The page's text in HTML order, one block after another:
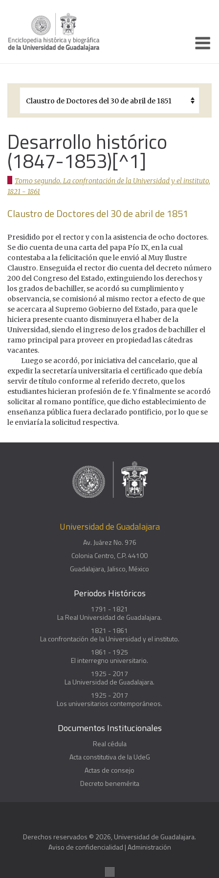
Períodos Históricos
Galería
Documentos institucionales
Desarrollo histórico
(1847-1853)[^1]
Tomo segundo. La confrontación de la Universidad y el instituto,
1821 - 1861
Claustro de Doctores del 30 de abril de 1851
Presidido por el rector y con la asistencia de ocho doctores.
Se dio cuenta de una carta del papa Pío IX, en la cual
contestaba a la felicitación que le envió al Muy Ilustre
Claustro. Enseguida el rector dio cuenta del decreto número
200 del Congreso del Estado, extinguiendo los derechos y
los grados de bachiller, se acordó su cumplimiento y
observancia, se comisionó al mismo rector a efecto de que
se acercara al Supremo Gobierno del Estado, para que le
hiciera presente cuanto disminuyera el haber de la
Universidad, siendo el ingreso de los grados de bachiller el
ramo principal para proveer en propiedad las cátedras
vacantes.
Luego se acordó, por iniciativa del cancelario, que al
expedir la secretaría universitaria el certificado que debía
servir de título conforme al referido decreto, que los
estudiantes hicieran profesión de fe. Y finalmente se acordó
solicitar al romano pontífice, que dicho establecimiento de
enseñanza pública fuera declarado pontificio, por lo que se
le enviaría la solicitud respectiva.
Universidad de Guadalajara
Av. Juárez No. 976
Colonia Centro, C.P. 44100
Guadalajara, Jalisco, México
Periodos Históricos
1791 - 1821
La Real Universidad de Guadalajara.
1821 - 1861
La confrontación de la Universidad y el instituto.
1861 - 1925
El interregno universitario.
1925 - 2017
La Universidad de Guadalajara.
1925 - 2017
Los universitarios contemporáneos.
Documentos Institucionales
Real cédula
Acta constitutiva de la UdeG
Actas de consejo
Decreto benemérita
Derechos reservados © 2026, Universidad de Guadalajara.
Aviso de confidencialidad |Administración